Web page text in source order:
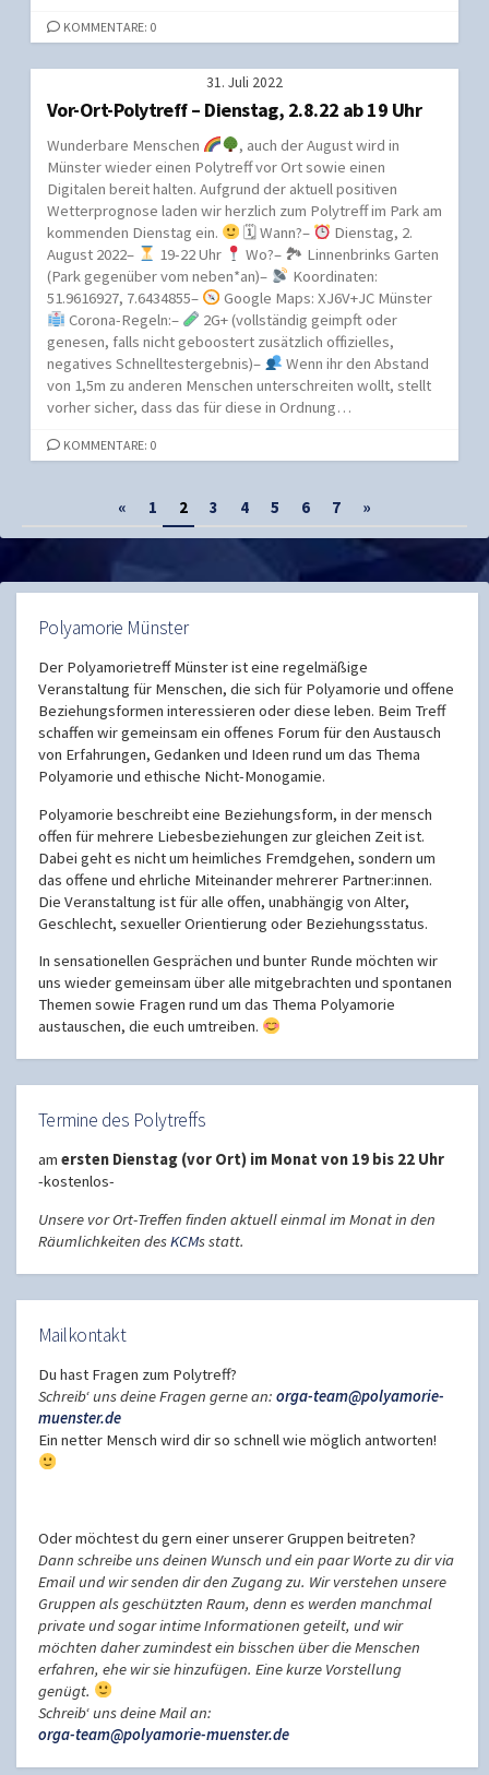
KOMMENTARE: 0
31. Juli 2022
Vor-Ort-Polytreff – Dienstag, 2.8.22 ab 19 Uhr
Wunderbare Menschen
, auch der August wird in
Münster wieder einen Polytreff vor Ort sowie einen
Digitalen bereit halten. Aufgrund der aktuell positiven
Wetterprognose laden wir herzlich zum Polytreff im Park am
kommenden Dienstag ein.
🗓 Wann?–
Dienstag, 2.
August 2022–
19-22 Uhr
Wo?– 🏞 Linnenbrinks Garten
(Park gegenüber vom neben*an)–
Koordinaten:
51.9616927, 7.6434855–
Google Maps: XJ6V+JC Münster
Corona-Regeln:–
2G+ (vollständig geimpft oder
genesen, falls nicht geboostert zusätzlich offizielles,
negatives Schnelltestergebnis)–
Wenn ihr den Abstand
von 1,5m zu anderen Menschen unterschreiten wollt, stellt
vorher sicher, dass das für diese in Ordnung…
KOMMENTARE: 0
Seitennummerierung
der
« 1 2 3 4 5 6 7 »
Polyamorie Münster
Der Polyamorietreff Münster ist eine regelmäßige
Veranstaltung für Menschen, die sich für Polyamorie und offene
Beziehungsformen interessieren oder diese leben. Beim Treff
schaffen wir gemeinsam ein offenes Forum für den Austausch
von Erfahrungen, Gedanken und Ideen rund um das Thema
Polyamorie und ethische Nicht-Monogamie.
Polyamorie beschreibt eine Beziehungsform, in der mensch
offen für mehrere Liebesbeziehungen zur gleichen Zeit ist.
Dabei geht es nicht um heimliches Fremdgehen, sondern um
das offene und ehrliche Miteinander mehrerer Partner:innen.
Die Veranstaltung ist für alle offen, unabhängig von Alter,
Geschlecht, sexueller Orientierung oder Beziehungsstatus.
In sensationellen Gesprächen und bunter Runde möchten wir
uns wieder gemeinsam über alle mitgebrachten und spontanen
Themen sowie Fragen rund um das Thema Polyamorie
austauschen, die euch umtreiben.
Termine des Polytreffs
am ersten Dienstag (vor Ort) im Monat von 19 bis 22 Uhr
-kostenlos-
Unsere vor Ort-Treffen finden aktuell einmal im Monat in den
Räumlichkeiten desKCMs statt.
Mailkontakt
Du hast Fragen zum Polytreff?
Schreib‘ uns deine Fragen gerne an: orga-team@polyamorie-
muenster.de
Ein netter Mensch wird dir so schnell wie möglich antworten!
Oder möchtest du gern einer unserer Gruppen beitreten?
Dann schreibe uns deinen Wunsch und ein paar Worte zu dir via
Email und wir senden dir den Zugang zu. Wir verstehen unsere
Gruppen als geschützten Raum, denn es werden manchmal
private und sogar intime Informationen geteilt, und wir
möchten daher zumindest ein bisschen über die Menschen
erfahren, ehe wir sie hinzufügen. Eine kurze Vorstellung
genügt.
Schreib‘ uns deine Mail an:
orga-team@polyamorie-muenster.de